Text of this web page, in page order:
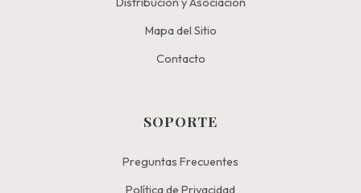
Mapa del Sitio
Contacto
SOPORTE
Preguntas Frecuentes
Política de Privacidad